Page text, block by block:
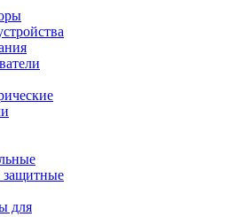
для